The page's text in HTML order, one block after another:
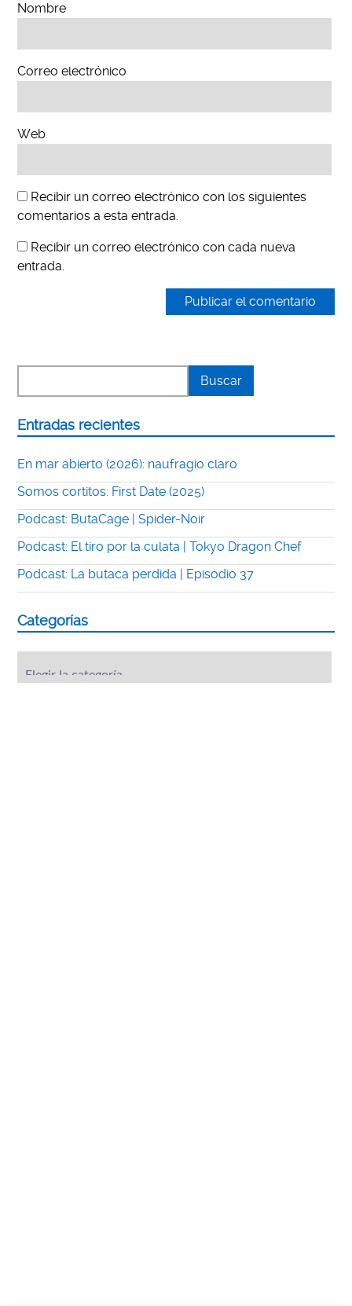
Nombre
Correo electrónico
Web
Recibir un correo electrónico con los siguientes
comentarios a esta entrada.
Recibir un correo electrónico con cada nueva
entrada.
Entradas recientes
En mar abierto (2026): naufragio claro
Somos cortitos: First Date (2025)
Podcast: ButaCage | Spider-Noir
Podcast: El tiro por la culata | Tokyo Dragon Chef
Podcast: La butaca perdida | Episodio 37
Categorías